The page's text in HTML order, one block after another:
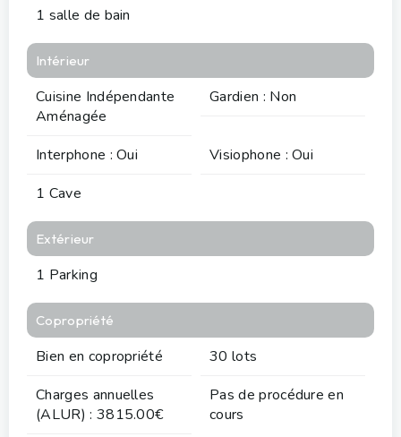
1 salle de bain
Intérieur
Cuisine Indépendante
Aménagée
Gardien : Non
Interphone : Oui
Visiophone : Oui
1 Cave
Extérieur
1 Parking
Copropriété
Bien en copropriété
30 lots
Charges annuelles
(ALUR) : 3815.00€
Pas de procédure en
cours